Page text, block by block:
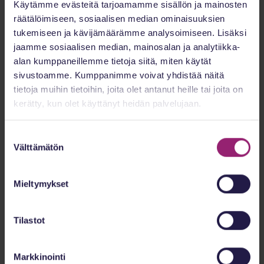
Käytämme evästeitä tarjoamamme sisällön ja mainosten
räätälöimiseen, sosiaalisen median ominaisuuksien
tukemiseen ja kävijämäärämme analysoimiseen. Lisäksi
jaamme sosiaalisen median, mainosalan ja analytiikka-
alan kumppaneillemme tietoja siitä, miten käytät
sivustoamme. Kumppanimme voivat yhdistää näitä
tietoja muihin tietoihin, joita olet antanut heille tai joita on
kerätty, kun olet käyttänyt heidän palvelujaan.
valinta
Välttämätön
Mieltymykset
Tilastot
Markkinointi
Anna Koskinen: SI-terapia autismikirjon lapsilla
(Käypä Hoito)